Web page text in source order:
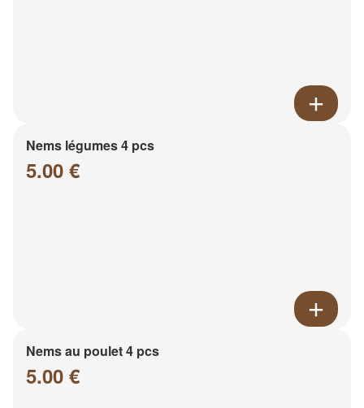
Nems légumes 4 pcs
5.00 €
Nems au poulet 4 pcs
5.00 €